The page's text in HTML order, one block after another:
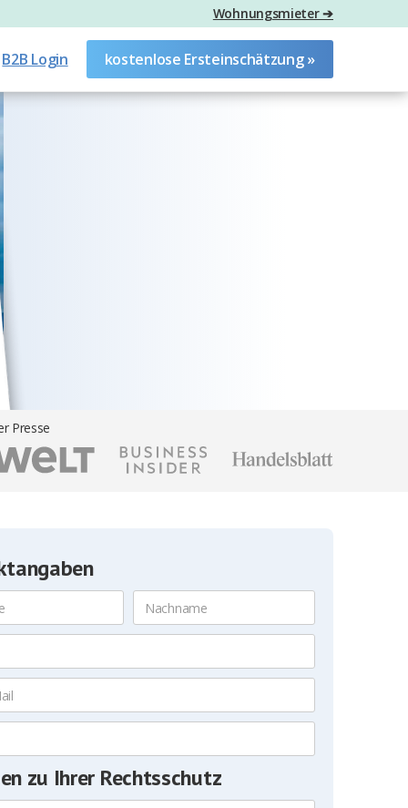
Wohnungsmieter ➔
B2B Login kostenlose Ersteinschätzung »
Presse
zu Ihrer Rechtsschutz